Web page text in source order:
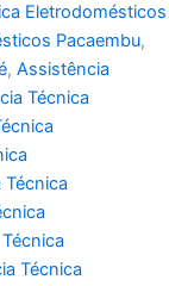
Eletrodomésticos
Pacaembu,
, Assistência
Técnica
Técnica